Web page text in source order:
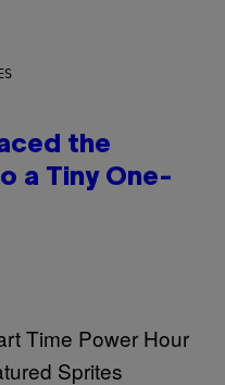
the
a Tiny One-